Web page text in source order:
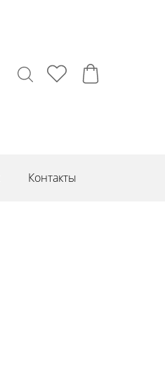
Контакты